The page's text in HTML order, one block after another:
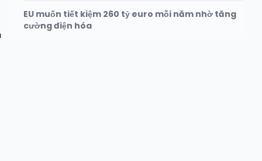
EU muốn tiết kiệm 260 tỷ euro mỗi năm nhờ tăng
cường điện hóa